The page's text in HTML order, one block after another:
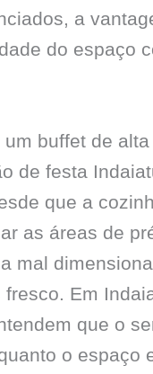
a
do espaço
buffet de
de festa
que a
as áreas de
mal
Em
que o
o espaço